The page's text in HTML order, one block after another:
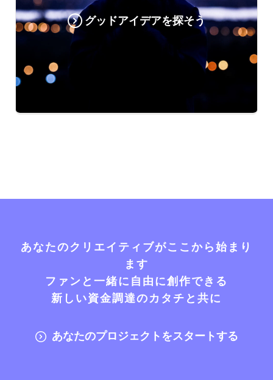
グッドアイデアを探そう
あなたのクリエイティブがここから始まり
ます
ファンと一緒に自由に創作できる
新しい資金調達のカタチと共に
あなたのプロジェクトをスタートする